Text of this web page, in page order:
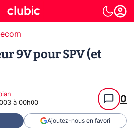
9V pour SPV (et
à 00h00 0
Ajoutez-nous en favori